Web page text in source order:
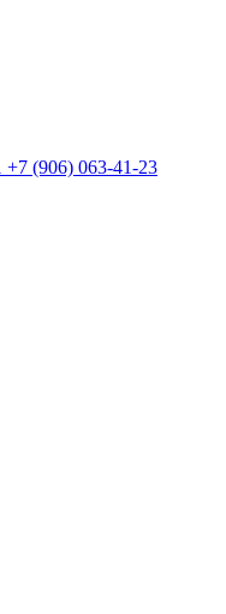
+7 (906) 063-41-23